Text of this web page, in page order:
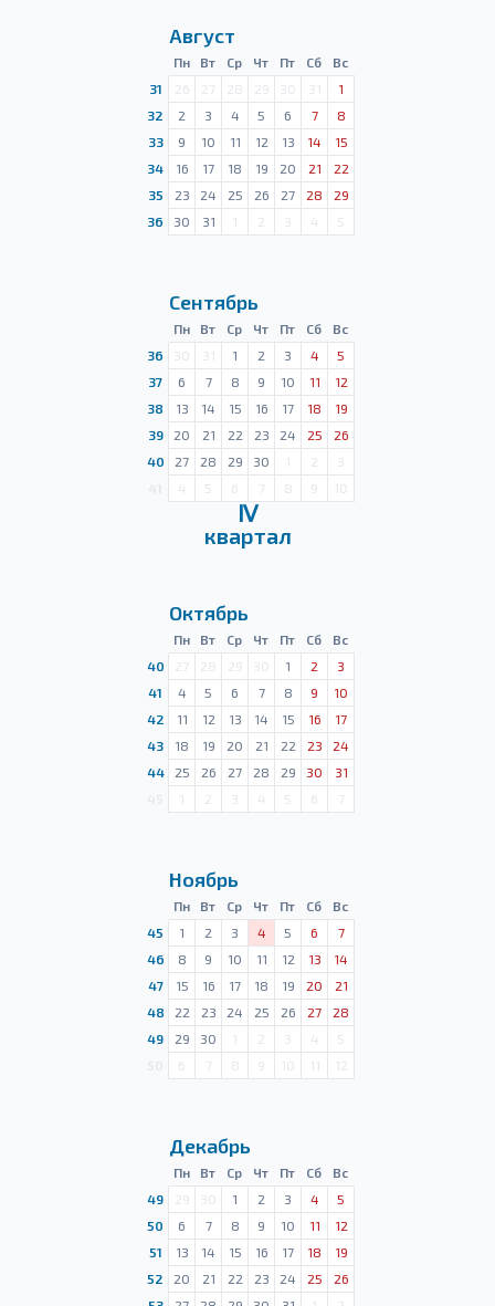
Август
Пн Вт Ср Чт Пт Сб
Вс
31
26 27 28 29 30 31
1
32
2 3 4 5 6 7
8
33
9 10 11 12 13 14
15
34
16 17 18 19 20 21
22
35
23 24 25 26 27 28
29
36
30 31 1 2 3 4 5
Сентябрь
Пн Вт Ср Чт Пт Сб
Вс
36
30 31 1 2 3 4
5
37
6 7 8 9 10 11
12
38
13 14 15 16 17 18
19
39
20 21 22 23 24 25
26
40
27 28 29 30 1 2
3
4 5 6 7 8 9 10
Ⅳ
квартал
Октябрь
Пн Вт Ср Чт Пт Сб
Вс
40
27 28 29 30 1 2
3
41
4 5 6 7 8 9
10
42
11 12 13 14 15 16
17
43
18 19 20 21 22 23
24
44
25 26 27 28 29 30
31
1 2 3 4 5 6 7
Ноябрь
Пн Вт Ср Чт Пт Сб
Вс
45
1 2 3 4 5 6
7
46
8 9 10 11 12 13
14
47
15 16 17 18 19 20
21
48
22 23 24 25 26 27
28
49
29 30 1 2 3 4
5
6 7 8 9 10 11 12
Декабрь
Пн Вт Ср Чт Пт Сб
Вс
49
29 30 1 2 3 4
5
50
6 7 8 9 10 11
12
51
13 14 15 16 17 18
19
52
20 21 22 23 24 25
26